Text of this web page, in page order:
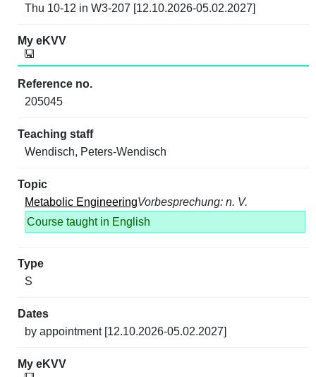
Thu 10-12 in W3-207 [12.10.2026-05.02.2027]
205045
Wendisch, Peters-Wendisch
Metabolic EngineeringVorbesprechung: n. V.
Course taught in English
S
by appointment [12.10.2026-05.02.2027]